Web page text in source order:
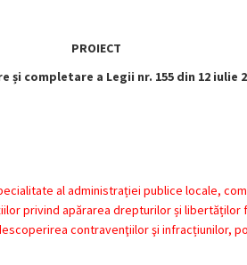
PROIECT
și completare a Legii nr. 155 din 12 iulie
al administrației publice locale,
privind apărarea drepturilor și libertăților
contravenţiilor şi infracțiunilor,